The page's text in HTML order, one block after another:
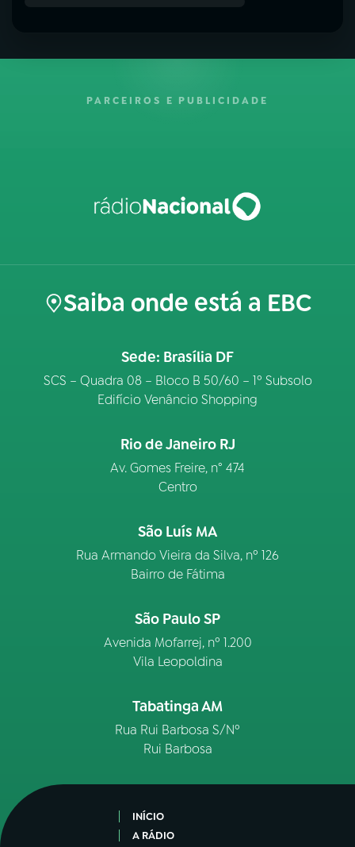
PARCEIROS E PUBLICIDADE
Saiba onde está a EBC
Sede: Brasília DF
SCS – Quadra 08 – Bloco B 50/60 – 1º Subsolo
Edifício Venâncio Shopping
Rio de Janeiro RJ
Av. Gomes Freire, n° 474
Centro
São Luís MA
Rua Armando Vieira da Silva, nº 126
Bairro de Fátima
São Paulo SP
Avenida Mofarrej, nº 1.200
Vila Leopoldina
Tabatinga AM
Rua Rui Barbosa S/Nº
Rui Barbosa
INÍCIO
A RÁDIO